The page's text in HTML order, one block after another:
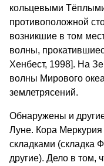
кольцевыми
противоположной
возникшие в том
волны,
Хенбест, 1998]. На
волны Мирового
землетрясений.
Обнаружены и
Луне. Кора
складками (складка
другие). Дело в том,